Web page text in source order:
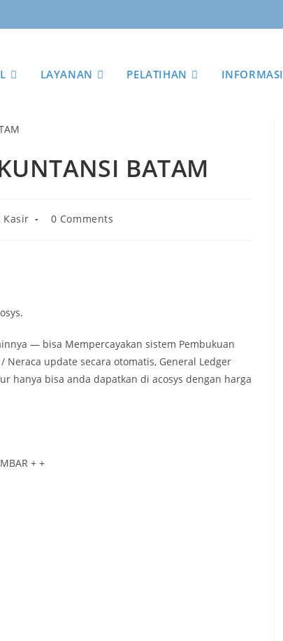
LAYANAN PELATIHAN INFORMASI
BATAM
Kasir 0 Comments
— bisa Mempercayakan sistem Pembukuan
update secara otomatis, General Ledger
hanya bisa anda dapatkan di acosys dengan harga
+ +